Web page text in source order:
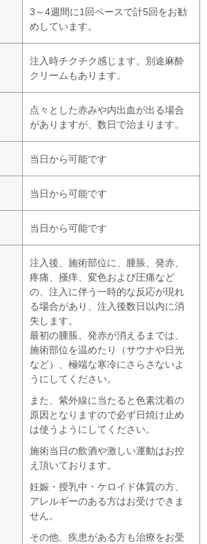
3～4週間に1回ペースで計5回をお勧
めしています。
注入時チクチク感じます。別途麻酔
クリームもあります。
点々とした赤みや内出血が出る場合
がありますが、数日で治まります。
当日から可能です
当日から可能です
当日から可能です
注入後、施術部位に、腫脹、発赤、
疼痛、掻痒、変色および圧痛など
の、注入に伴う一時的な反応が現れ
る場合があり、注入後数日以内に消
失します。
最初の腫脹、発赤が消えるまでは、
施術部位を温めたり（サウナや日光
など）、極端な寒冷にさらさないよ
うにしてください。
また、紫外線に当たると色素沈着の
原因となりますので必ず日焼け止め
は使うようにしてください。
施術当日の飲酒や激しい運動はお控
え頂いております。
妊娠・授乳中・ケロイド体質の方、
アレルギーのある方はお受けできま
せん。
その他、疾患がある方も治療をお受